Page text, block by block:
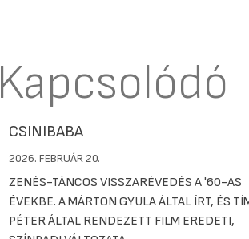
Kapcsolódó
CSINIBABA
2026. FEBRUÁR 20.
ZENÉS-TÁNCOS VISSZARÉVEDÉS A '60-AS
ÉVEKBE. A MÁRTON GYULA ÁLTAL ÍRT, ÉS
PÉTER ÁLTAL RENDEZETT FILM EREDETI,